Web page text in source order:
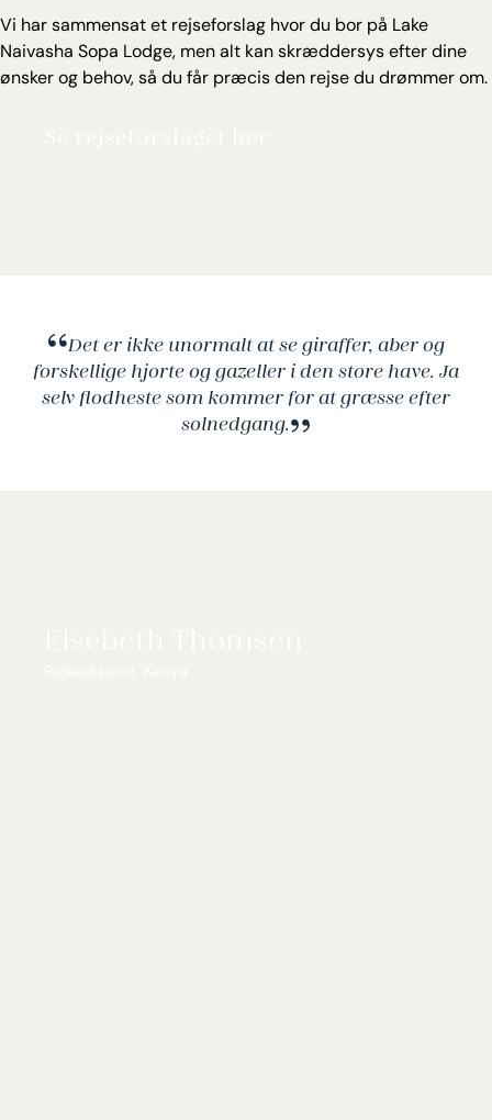
Vi har sammensat et rejseforslag hvor du bor på Lake
Naivasha Sopa Lodge, men alt kan skræddersys efter dine
ønsker og behov, så du får præcis den rejse du drømmer om.
Det er ikke unormalt at se giraffer, aber og
forskellige hjorte og gazeller i den store have. Ja
selv flodheste som kommer for at græsse efter
solnedgang.